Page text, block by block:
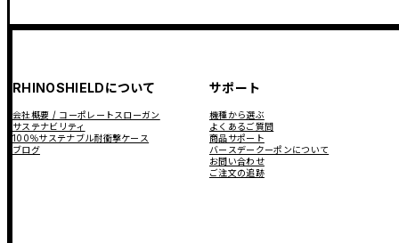
RHINOSHIELDについて
会社概要 / コーポレートスローガン
サステナビリティ
100％サステナブル耐衝撃ケース
ブログ
サポート
機種から選ぶ
よくあるご質問
商品サポート
バースデークーポンについて
お問い合わせ
ご注文の追跡